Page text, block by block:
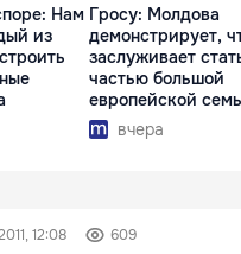
Нам
из
Гросу: Молдова
демонстрирует,
заслуживает
частью большой
европейской
вчера
12:08 609